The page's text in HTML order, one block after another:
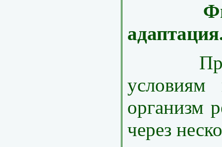
условиям
организм
через